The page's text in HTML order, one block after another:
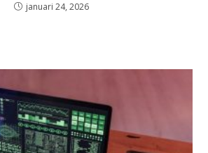
januari 24, 2026